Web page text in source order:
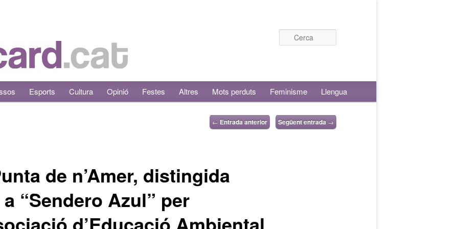
Esports Cultura Opinió Festes Altres Mots perduts Feminisme Llengua
← Entrada anterior Següent entrada →
de n’Amer, distingida
“Sendero Azul” per
d’Educació Ambiental